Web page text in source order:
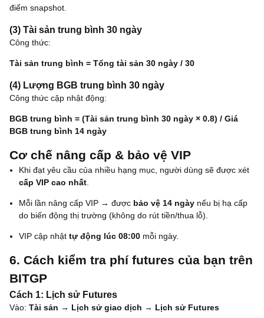
điểm snapshot.
(3) Tài sản trung bình 30 ngày
Công thức:
Tài sản trung bình = Tổng tài sản 30 ngày / 30
(4) Lượng BGB trung bình 30 ngày
Công thức cập nhật động:
BGB trung bình = (Tài sản trung bình 30 ngày × 0.8) / Giá
BGB trung bình 14 ngày
Cơ chế nâng cấp & bảo vệ VIP
Khi đạt yêu cầu của nhiều hạng mục, người dùng sẽ được xét
cấp VIP cao nhất
Mỗi lần nâng cấp VIP → được bảo vệ 14 ngày nếu bị hạ cấp
do biến động thị trường (không do rút tiền/thua lỗ).
VIP cập nhật tự động lúc 08:00 mỗi ngày.
6. Cách kiểm tra phí futures của bạn trên
BITGP
Cách 1: Lịch sử Futures
Vào: Tài sản → Lịch sử giao dịch → Lịch sử Futures